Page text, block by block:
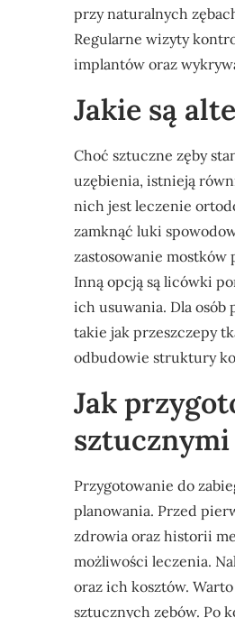
przy naturalnych
Regularne wizyty
implantów oraz
Jakie są
Choć sztuczne zęby
uzębienia, istnieją
nich jest leczenie
zamknąć luki
zastosowanie
Inną opcją są licówki
ich usuwania. Dla
takie jak przeszczepy
odbudowie struktury
Jak
sztucznymi
Przygotowanie do
planowania. Przed
zdrowia oraz historii
możliwości leczenia.
oraz ich kosztów.
sztucznych zębów. Po